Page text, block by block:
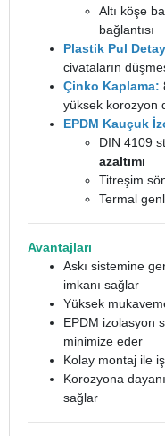
Altı köşe
bağlantısı
Plastik Pul
civataların
Çinko Kaplama:
yüksek korozyon
EPDM Kauçuk
DIN 4109
azaltımı
Titreşim
Termal
Avantajları
Askı sistemine
imkanı sağlar
Yüksek
EPDM izolasyon
minimize eder
Kolay montaj ile
Korozyona
sağlar